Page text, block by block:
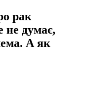
рак
не думає,
А як